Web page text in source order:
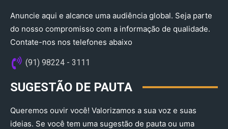
Anuncie aqui e alcance uma audiência global. Seja parte
do nosso compromisso com a informação de qualidade.
Contate-nos nos telefones abaixo
(91) 98224 - 3111
SUGESTÃO DE PAUTA
Queremos ouvir você! Valorizamos a sua voz e suas
ideias. Se você tem uma sugestão de pauta ou uma